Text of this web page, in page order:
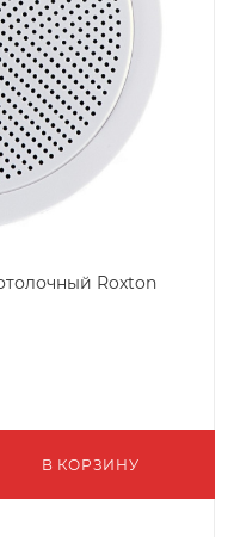
Roxton
В КОРЗИНУ